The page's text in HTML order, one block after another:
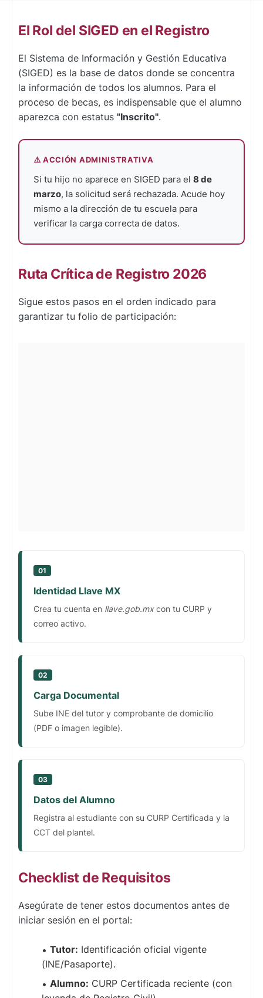
El Rol del SIGED en el Registro
El Sistema de Información y Gestión Educativa
(SIGED) es la base de datos donde se concentra
la información de todos los alumnos. Para el
proceso de becas, es indispensable que el alumno
aparezca con estatus "Inscrito".
⚠️ ACCIÓN ADMINISTRATIVA
Si tu hijo no aparece en SIGED para el 8 de
marzo, la solicitud será rechazada. Acude hoy
mismo a la dirección de tu escuela para
verificar la carga correcta de datos.
Ruta Crítica de Registro 2026
Sigue estos pasos en el orden indicado para
garantizar tu folio de participación:
01
Identidad Llave MX
Crea tu cuenta en llave.gob.mxcon tu CURP y
correo activo.
02
Carga Documental
Sube INE del tutor y comprobante de domicilio
(PDF o imagen legible).
03
Datos del Alumno
Registra al estudiante con su CURP Certificada y la
CCT del plantel.
Checklist de Requisitos
Asegúrate de tener estos documentos antes de
iniciar sesión en el portal:
Tutor: Identificación oficial vigente
(INE/Pasaporte).
Alumno: CURP Certificada reciente (con